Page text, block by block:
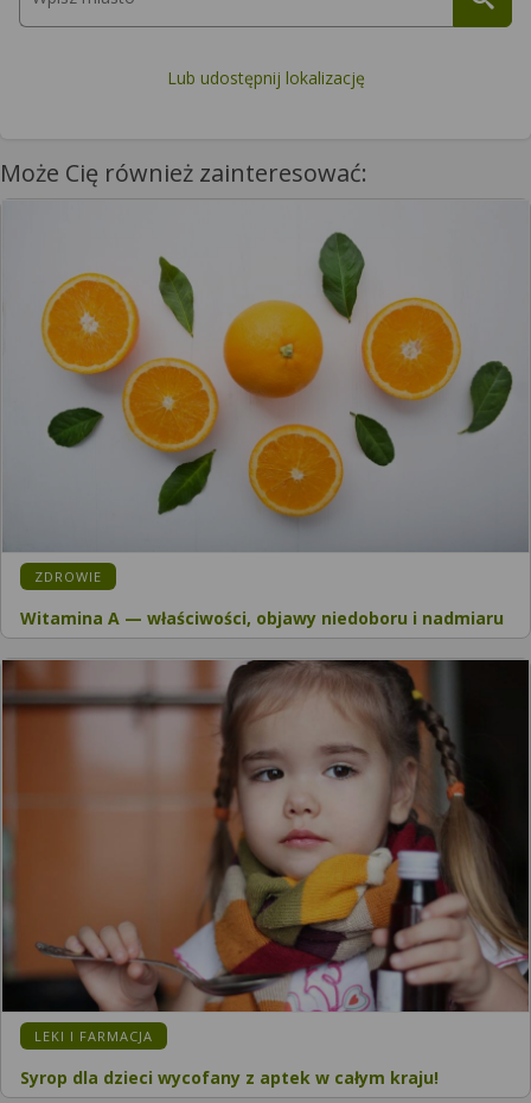
Lub udostępnij lokalizację
Może Cię również zainteresować:
KATEGORIA:
ZDROWIE
Witamina A — właściwości, objawy niedoboru i nadmiaru
KATEGORIA:
LEKI I FARMACJA
Syrop dla dzieci wycofany z aptek w całym kraju!